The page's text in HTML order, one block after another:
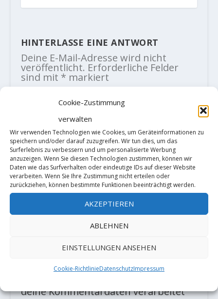
Cookie-Zustimmung
verwalten
Wir verwenden Technologien wie Cookies, um Geräteinformationen zu
speichern und/oder darauf zuzugreifen. Wir tun dies, um das
Surferlebnis zu verbessern und um personalisierte Werbung
anzuzeigen. Wenn Sie diesen Technologien zustimmen, können wir
Daten wie das Surfverhalten oder eindeutige IDs auf dieser Website
verarbeiten. Wenn Sie Ihre Zustimmung nicht erteilen oder
zurückziehen, können bestimmte Funktionen beeinträchtigt werden.
AKZEPTIEREN
ABLEHNEN
EINSTELLUNGEN ANSEHEN
Cookie-RichtlinieDatenschutzImpressum
HINTERLASSE EINE ANTWORT
Deine E-Mail-Adresse wird nicht
veröffentlicht. Erforderliche Felder
sind mit * markiert
Spam zu reduzieren.Erfahre, wie
deine Kommentardaten verarbeitet